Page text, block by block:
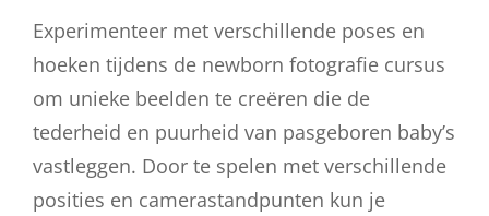
Experimenteer met verschillende poses en
hoeken tijdens de newborn fotografie cursus
om unieke beelden te creëren die de
tederheid en puurheid van pasgeboren baby’s
vastleggen. Door te spelen met verschillende
posities en camerastandpunten kun je